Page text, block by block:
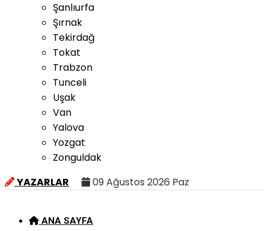
Şanlıurfa
Şırnak
Tekirdağ
Tokat
Trabzon
Tunceli
Uşak
Van
Yalova
Yozgat
Zonguldak
YAZARLAR
09 Ağustos 2026 Paz
ANA SAYFA